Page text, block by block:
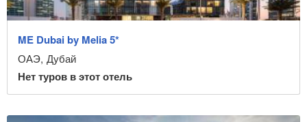
ME Dubai by Melia 5*
ОАЭ, Дубай
Нет туров в этот отель